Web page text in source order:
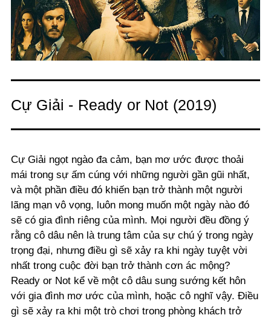
Cự Giải - Ready or Not (2019)
Cự Giải ngọt ngào đa cảm, bạn mơ ước được thoải
mái trong sự ấm cúng với những người gần gũi nhất,
và một phần điều đó khiến bạn trở thành một người
lãng mạn vô vọng, luôn mong muốn một ngày nào đó
sẽ có gia đình riêng của mình. Mọi người đều đồng ý
rằng cô dâu nên là trung tâm của sự chú ý trong ngày
trọng đại, nhưng điều gì sẽ xảy ra khi ngày tuyệt vời
nhất trong cuộc đời bạn trở thành cơn ác mộng?
Ready or Not kể về một cô dâu sung sướng kết hôn
với gia đình mơ ước của mình, hoặc cô nghĩ vậy. Điều
gì sẽ xảy ra khi một trò chơi trong phòng khách trở